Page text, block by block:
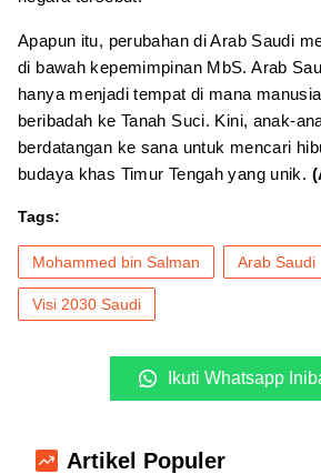
Apapun itu, perubahan di Arab Saudi
di bawah kepemimpinan MbS. Arab
hanya menjadi tempat di mana
beribadah ke Tanah Suci. Kini, anak-
berdatangan ke sana untuk mencari
budaya khas Timur Tengah yang unik.
Tags:
Mohammed bin Salman Arab Saudi
Visi 2030 Saudi
Ikuti Whatsapp
Artikel Populer